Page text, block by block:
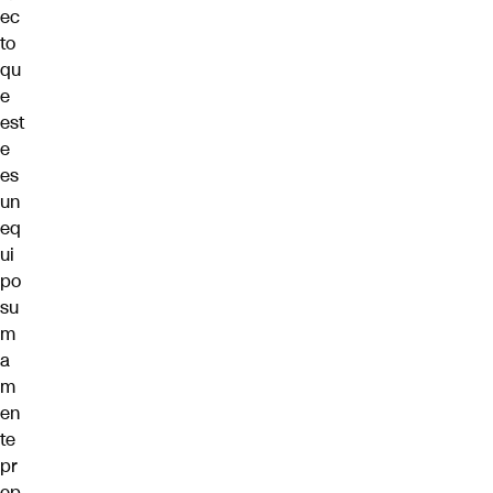
ec
to
qu
e
est
e
es
un
eq
ui
po
su
m
a
m
en
te
pr